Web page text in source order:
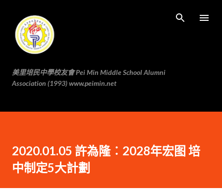
美里培民中學校友會 Pei Min Middle School Alumni
Association (1993) www.peimin.net
2020.01.05 許為隆︰2028年宏图 培
中制定5大計劃